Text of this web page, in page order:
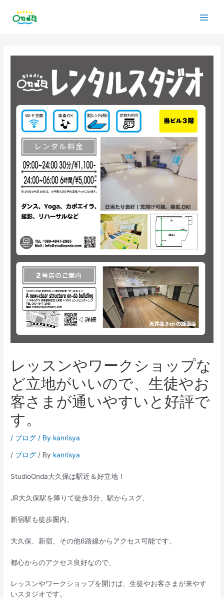
レッスンやワークショップな
ど立地がいいので、生徒やお
客さまが通いやすいと好評で
す。
/ ブログ / By kanrisya
/ ブログ / By kanrisya
StudioOnda大久保は駅近＆好立地！
JR大久保駅を降りて徒歩3分、駅からスグ、
新宿駅も徒歩圏内。
大久保、新宿、その他6路線からアクセス可能です。
都心からのアクセス良好なので、
レッスンやワークショップを開けば、生徒やお客さまが来やす
いスタジオです。
ゲ
ー
ョ
ン